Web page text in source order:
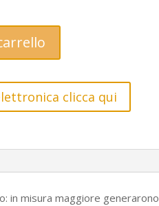
clicca qui
in misura maggiore generarono